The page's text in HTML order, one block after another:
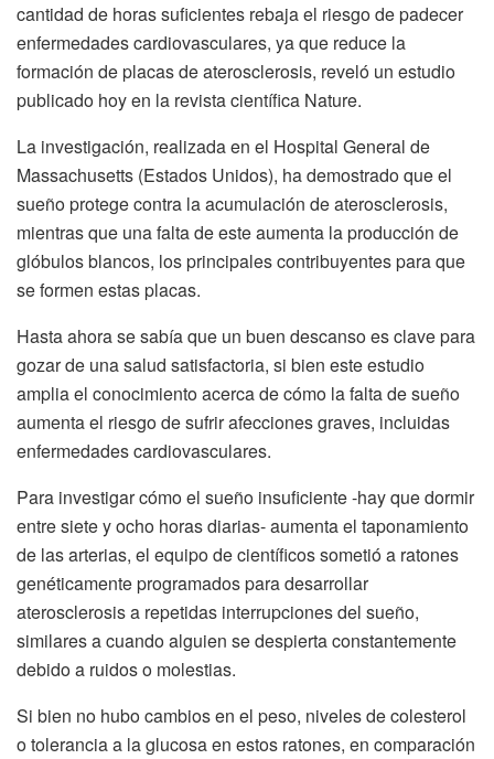
cantidad de horas suficientes rebaja el riesgo de padecer
enfermedades cardiovasculares, ya que reduce la
formación de placas de aterosclerosis, reveló un estudio
publicado hoy en la revista científica Nature.
La investigación, realizada en el Hospital General de
Massachusetts (Estados Unidos), ha demostrado que el
sueño protege contra la acumulación de aterosclerosis,
mientras que una falta de este aumenta la producción de
glóbulos blancos, los principales contribuyentes para que
se formen estas placas.
Hasta ahora se sabía que un buen descanso es clave para
gozar de una salud satisfactoria, si bien este estudio
amplia el conocimiento acerca de cómo la falta de sueño
aumenta el riesgo de sufrir afecciones graves, incluidas
enfermedades cardiovasculares.
Para investigar cómo el sueño insuficiente -hay que dormir
entre siete y ocho horas diarias- aumenta el taponamiento
de las arterias, el equipo de científicos sometió a ratones
genéticamente programados para desarrollar
aterosclerosis a repetidas interrupciones del sueño,
similares a cuando alguien se despierta constantemente
debido a ruidos o molestias.
Si bien no hubo cambios en el peso, niveles de colesterol
o tolerancia a la glucosa en estos ratones, en comparación